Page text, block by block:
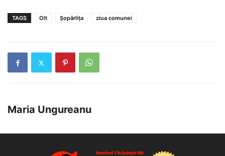
TAGS Olt Șopârlița ziua comunei
Maria Ungureanu